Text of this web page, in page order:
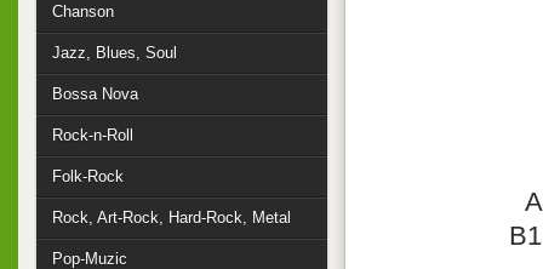
Chanson
Jazz, Blues, Soul
Bossa Nova
Rock-n-Roll
Folk-Rock
Rock, Art-Rock, Hard-Rock, Metal
Pop-Muzic